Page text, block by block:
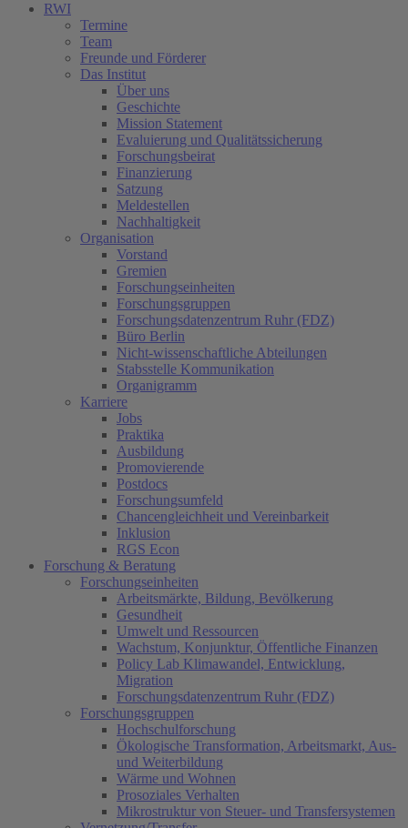
RWI
Termine
Team
Freunde und Förderer
Das Institut
Über uns
Geschichte
Mission Statement
Evaluierung und Qualitätssicherung
Forschungsbeirat
Finanzierung
Satzung
Meldestellen
Nachhaltigkeit
Organisation
Vorstand
Gremien
Forschungseinheiten
Forschungsgruppen
Forschungsdatenzentrum Ruhr (FDZ)
Büro Berlin
Nicht-wissenschaftliche Abteilungen
Stabsstelle Kommunikation
Organigramm
Karriere
Jobs
Praktika
Ausbildung
Promovierende
Postdocs
Forschungsumfeld
Chancengleichheit und Vereinbarkeit
Inklusion
RGS Econ
Forschung & Beratung
Forschungseinheiten
Arbeitsmärkte, Bildung, Bevölkerung
Gesundheit
Umwelt und Ressourcen
Wachstum, Konjunktur, Öffentliche Finanzen
Policy Lab Klimawandel, Entwicklung,
Migration
Forschungsdatenzentrum Ruhr (FDZ)
Forschungsgruppen
Hochschulforschung
Ökologische Transformation, Arbeitsmarkt, Aus-
und Weiterbildung
Wärme und Wohnen
Prosoziales Verhalten
Mikrostruktur von Steuer- und Transfersystemen